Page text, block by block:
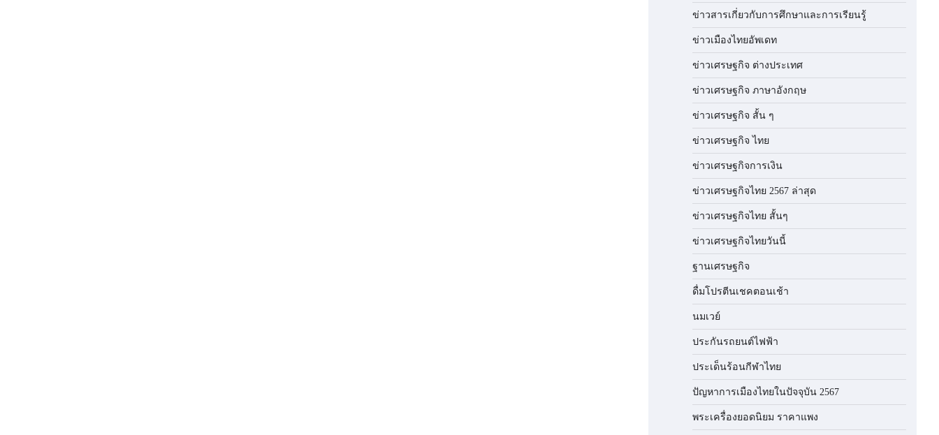
ข่าวสารเกี่ยวกับการศึกษาและการเรียนรู้
ข่าวเมืองไทยอัพเดท
ข่าวเศรษฐกิจ ต่างประเทศ
ข่าวเศรษฐกิจ ภาษาอังกฤษ
ข่าวเศรษฐกิจ สั้น ๆ
ข่าวเศรษฐกิจ ไทย
ข่าวเศรษฐกิจการเงิน
ข่าวเศรษฐกิจไทย 2567 ล่าสุด
ข่าวเศรษฐกิจไทย สั้นๆ
ข่าวเศรษฐกิจไทยวันนี้
ฐานเศรษฐกิจ
ดื่มโปรตีนเชคตอนเช้า
นมเวย์
ประกันรถยนต์ไฟฟ้า
ประเด็นร้อนกีฬาไทย
ปัญหาการเมืองไทยในปัจจุบัน 2567
พระเครื่องยอดนิยม ราคาแพง